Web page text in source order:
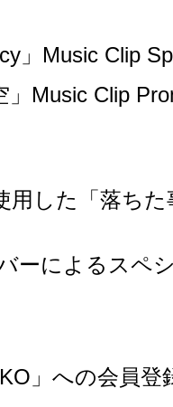
」 Music Clip
Music Clip
用した「落ち
ーによるスペ
」への会員